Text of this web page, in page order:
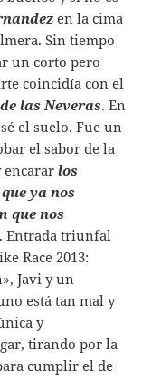
en la cima
Sin tiempo
un corto pero
coincidía con el
las Neveras. En
el suelo. Fue un
el sabor de la
encararlos
ya nos
que nos
. Entrada triunfal
Race 2013:
Javi y un
está tan mal y
y
tirando por la
cumplir el de